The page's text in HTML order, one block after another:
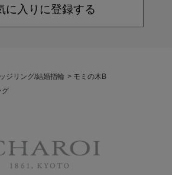
に入りに登録する
ジリング/結婚指輪 > モミの木B
グ